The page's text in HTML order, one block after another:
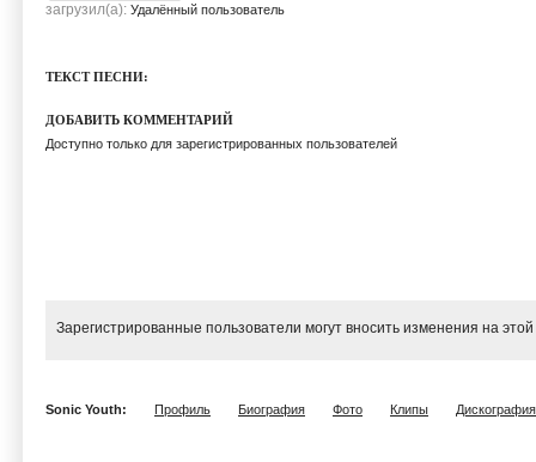
загрузил(а): Удалённый пользователь
ТЕКСТ ПЕСНИ:
ДОБАВИТЬ КОММЕНТАРИЙ
Доступно только для зарегистрированных пользователей
Зарегистрированные пользователи могут вносить изменения на
Sonic Youth: Профиль Биография Фото Клипы Дискография